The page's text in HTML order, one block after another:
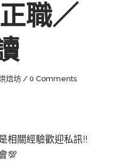
職／
焙坊 0 Comments
相關經驗歡迎私訊!!
💯